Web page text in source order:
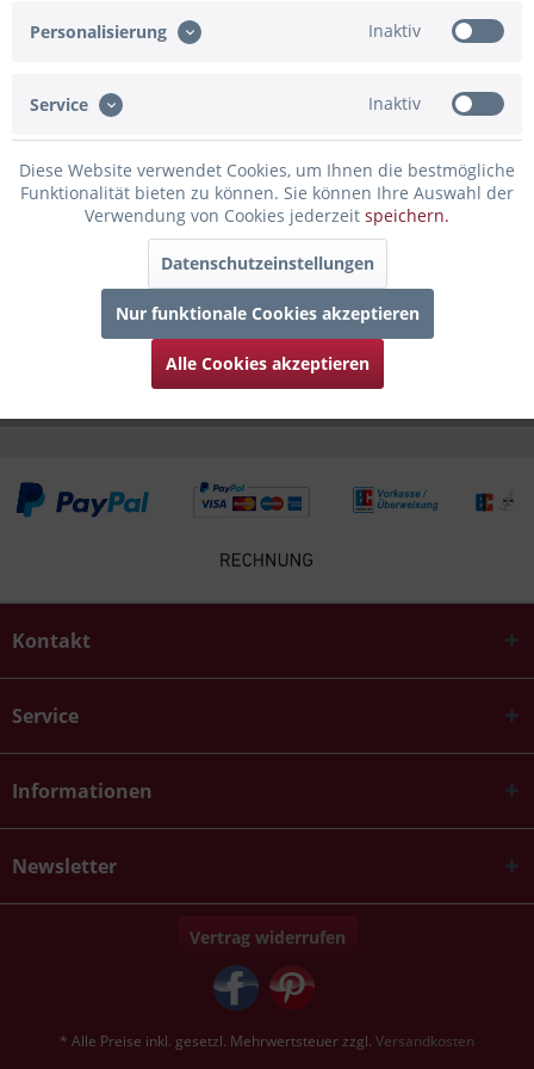
Ein neues Baby ist an Bord und die Eltern sind
Bewertungen
0
Bewertungen lesen, schreiben und diskutieren...mehr
Infos zum Hersteller
Folgende Infos zum Hersteller sind verfübar......mehr
Kunden haben sich ebenfalls angesehen
Kontakt
Service
Informationen
Newsletter
Vertrag widerrufen
* Alle Preise inkl. gesetzl. Mehrwertsteuer zzgl. Versandkosten
Personalisierung Inaktiv
Service Inaktiv
Diese Website verwendet Cookies, um Ihnen die bestmögliche
Funktionalität bieten zu können. Sie können Ihre Auswahl der
Verwendung von Cookies jederzeit speichern.
Datenschutzeinstellungen
Nur funktionale Cookies akzeptieren
Alle Cookies akzeptieren